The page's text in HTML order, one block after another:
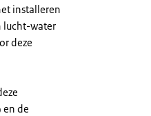
installeren
lucht-water
deze
en de